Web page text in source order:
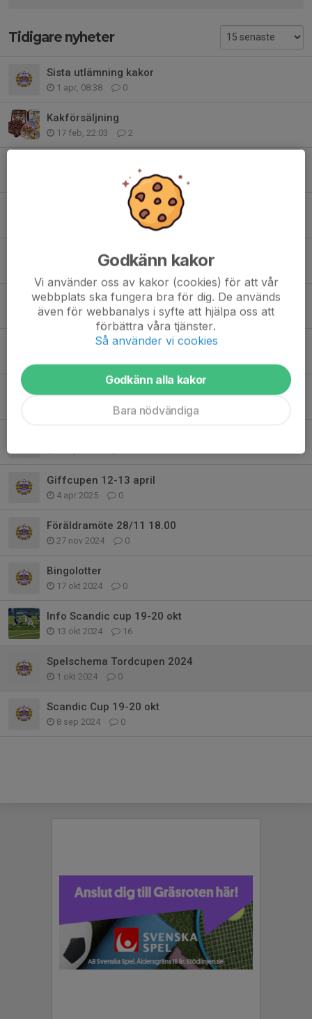
Tidigare nyheter
Sista utlämning kakor
1 apr, 08:38 0
Kakförsäljning
17 feb, 22:03 2
0
Inbjudan till provträning
Inför Scandic Cup
4 nov 2025 0
9 sep 2025 0
Södra Vätterbygden Cup
0
Giffcupen 12-13 april
4 apr 2025 0
Föräldramöte 28/11 18.00
27 nov 2024 0
Bingolotter
17 okt 2024 0
Info Scandic cup 19-20 okt
13 okt 2024 16
Spelschema Tordcupen 2024
1 okt 2024 0
Scandic Cup 19-20 okt
8 sep 2024 0
Godkänn kakor
Vi använder oss av kakor (cookies) för att vår
webbplats ska fungera bra för dig. De används
även för webbanalys i syfte att hjälpa oss att
förbättra våra tjänster.
Så använder vi cookies
Godkänn alla kakor
Bara nödvändiga